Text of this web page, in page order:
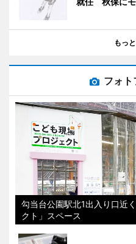
もっ
フォト
勾当台公園駅北1出入り口近
クト」スペース